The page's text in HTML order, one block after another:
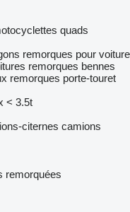
quads
remorques pour voiture
remorques bennes
remorques porte-touret
< 3.5t
citernes camions
remorquées